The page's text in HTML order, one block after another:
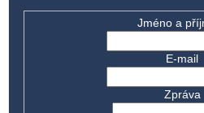
Jméno a
E-mail
Zpráva